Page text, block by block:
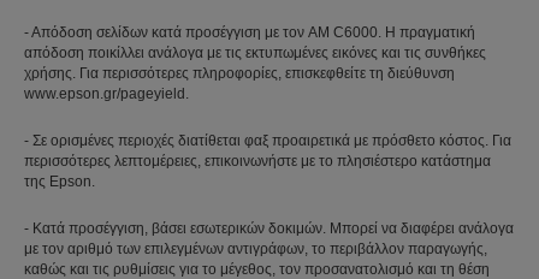
- Απόδοση σελίδων κατά προσέγγιση με τον AM C6000. Η πραγματική
απόδοση ποικίλλει ανάλογα με τις εκτυπωμένες εικόνες και τις συνθήκες
χρήσης. Για περισσότερες πληροφορίες, επισκεφθείτε τη διεύθυνση
www.epson.gr/pageyield.
- Σε ορισμένες περιοχές διατίθεται φαξ προαιρετικά με πρόσθετο κόστος. Για
περισσότερες λεπτομέρειες, επικοινωνήστε με το πλησιέστερο κατάστημα
της Epson.
- Κατά προσέγγιση, βάσει εσωτερικών δοκιμών. Μπορεί να διαφέρει ανάλογα
με τον αριθμό των επιλεγμένων αντιγράφων, το περιβάλλον παραγωγής,
καθώς και τις ρυθμίσεις για το μέγεθος, τον προσανατολισμό και τη θέση